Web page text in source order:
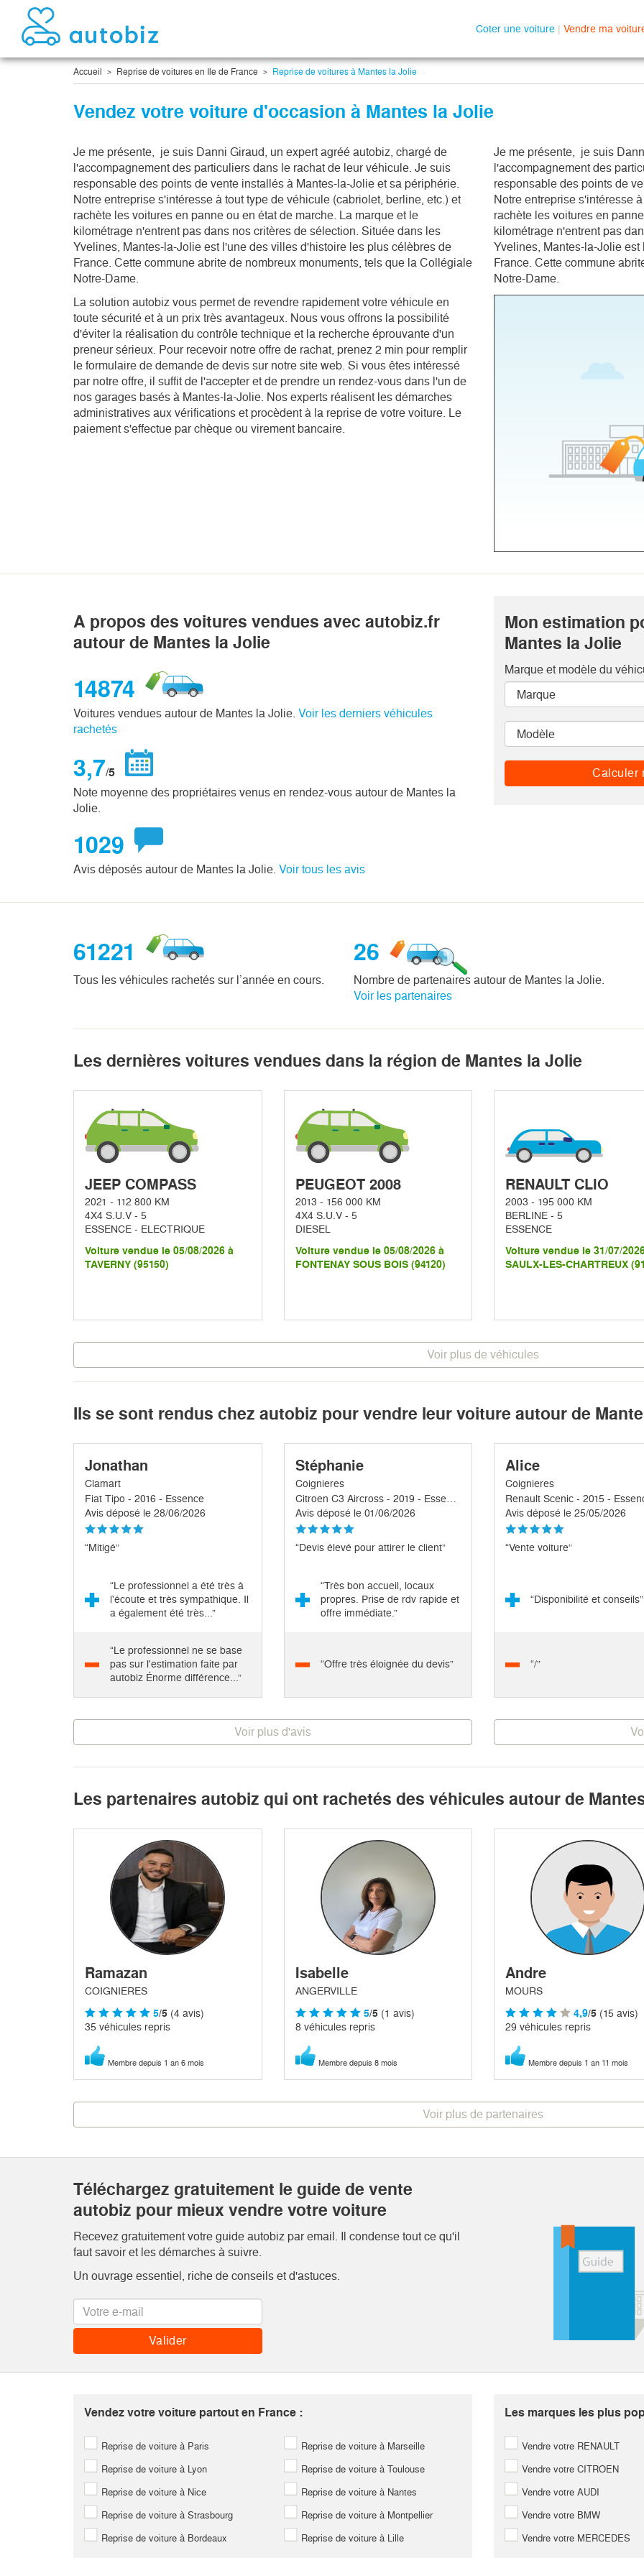
Coter une voiture | Vendre ma
Accueil Reprise de voitures en Ile de France Reprise de voitures à Mantes la Jolie
Vendez votre voiture d'occasion à Mantes la Jolie
Je me présente,  je suis Danni Giraud, un expert agréé autobiz, chargé de
l'accompagnement des particuliers dans le rachat de leur véhicule. Je suis
responsable des points de vente installés à Mantes-la-Jolie et sa périphérie.
Notre entreprise s'intéresse à tout type de véhicule (cabriolet, berline, etc.) et
rachète les voitures en panne ou en état de marche. La marque et le
kilométrage n'entrent pas dans nos critères de sélection. Située dans les
Yvelines, Mantes-la-Jolie est l'une des villes d'histoire les plus célèbres de
France. Cette commune abrite de nombreux monuments, tels que la Collégiale
Notre-Dame.
La solution autobiz vous permet de revendre rapidement votre véhicule en
toute sécurité et à un prix très avantageux. Nous vous offrons la possibilité
d'éviter la réalisation du contrôle technique et la recherche éprouvante d'un
preneur sérieux. Pour recevoir notre offre de rachat, prenez 2 min pour remplir
le formulaire de demande de devis sur notre site web. Si vous êtes intéressé
par notre offre, il suffit de l'accepter et de prendre un rendez-vous dans l'un de
nos garages basés à Mantes-la-Jolie. Nos experts réalisent les démarches
administratives aux vérifications et procèdent à la reprise de votre voiture. Le
paiement s'effectue par chèque ou virement bancaire.
Je me présente,  je suis
l'accompagnement des
responsable des points de
Notre entreprise s'intéresse
rachète les voitures en
kilométrage n'entrent pas
Yvelines, Mantes-la-Jolie
France. Cette commune
Notre-Dame.
A propos des voitures vendues avec autobiz.fr
autour de Mantes la Jolie
14874
Voitures vendues autour de Mantes la Jolie. Voir les derniers véhicules
rachetés
3,7/5
Note moyenne des propriétaires venus en rendez-vous autour de Mantes la
Jolie.
1029
Avis déposés autour de Mantes la Jolie. Voir tous les avis
Mon estimation
Mantes la Jolie
Marque et modèle du
Calculer
61221
Tous les véhicules rachetés sur l’année en cours.
26
Nombre de partenaires autour de Mantes la Jolie.
Voir les partenaires
Les dernières voitures vendues dans la région de Mantes la Jolie
JEEP COMPASS
2021 - 112 800 KM
4X4 S.U.V - 5
ESSENCE - ELECTRIQUE
Voiture vendue le 05/08/2026 à
TAVERNY (95150)
PEUGEOT 2008
2013 - 156 000 KM
4X4 S.U.V - 5
DIESEL
Voiture vendue le 05/08/2026 à
FONTENAY SOUS BOIS (94120)
RENAULT CLIO
2003 - 195 000 KM
BERLINE - 5
ESSENCE
Voiture vendue le 31/07/
SAULX-LES-CHARTREUX
Voir plus de véhicules
Ils se sont rendus chez autobiz pour vendre leur voiture autour de
Jonathan
Clamart
Fiat Tipo - 2016 - Essence
Avis déposé le 28/06/2026
“Mitigé”
“Le professionnel a été très à
l'écoute et très sympathique. Il
a également été très...”
“Le professionnel ne se base
pas sur l'estimation faite par
autobiz Énorme différence...”
Stéphanie
Coignieres
Citroen C3 Aircross - 2019 - Essence
Avis déposé le 01/06/2026
“Devis élevé pour attirer le client”
“Très bon accueil, locaux
propres. Prise de rdv rapide et
offre immédiate.”
“Offre très éloignée du devis”
Alice
Coignieres
Renault Scenic - 2015 -
Avis déposé le 25/05/2026
“Vente voiture”
“Disponibilité et conseils”
“/”
Voir plus d'avis
Les partenaires autobiz qui ont rachetés des véhicules autour de
Ramazan
COIGNIERES
5/5 (4 avis)
35 véhicules repris
Membre depuis 1 an 6 mois
Isabelle
ANGERVILLE
5/5(1 avis)
8 véhicules repris
Membre depuis 8 mois
Andre
MOURS
4,9/5 (15 avis)
29 véhicules repris
Membre depuis 1 an 11 mois
Voir plus de partenaires
Téléchargez gratuitement le guide de vente
autobiz pour mieux vendre votre voiture
Recevez gratuitement votre guide autobiz par email. Il condense tout ce qu'il
faut savoir et les démarches à suivre.
Un ouvrage essentiel, riche de conseils et d'astuces.
Vendez votre voiture partout en France :
Reprise de voiture à Paris Reprise de voiture à Marseille
Reprise de voiture à Lyon Reprise de voiture à Toulouse
Reprise de voiture à Nice Reprise de voiture à Nantes
Reprise de voiture à Strasbourg Reprise de voiture à Montpellier
Reprise de voiture à Bordeaux Reprise de voiture à Lille
Les marques les plus
Vendre votre RENAULT
Vendre votre CITROEN
Vendre votre AUDI
Vendre votre BMW
Vendre votre MERCEDES